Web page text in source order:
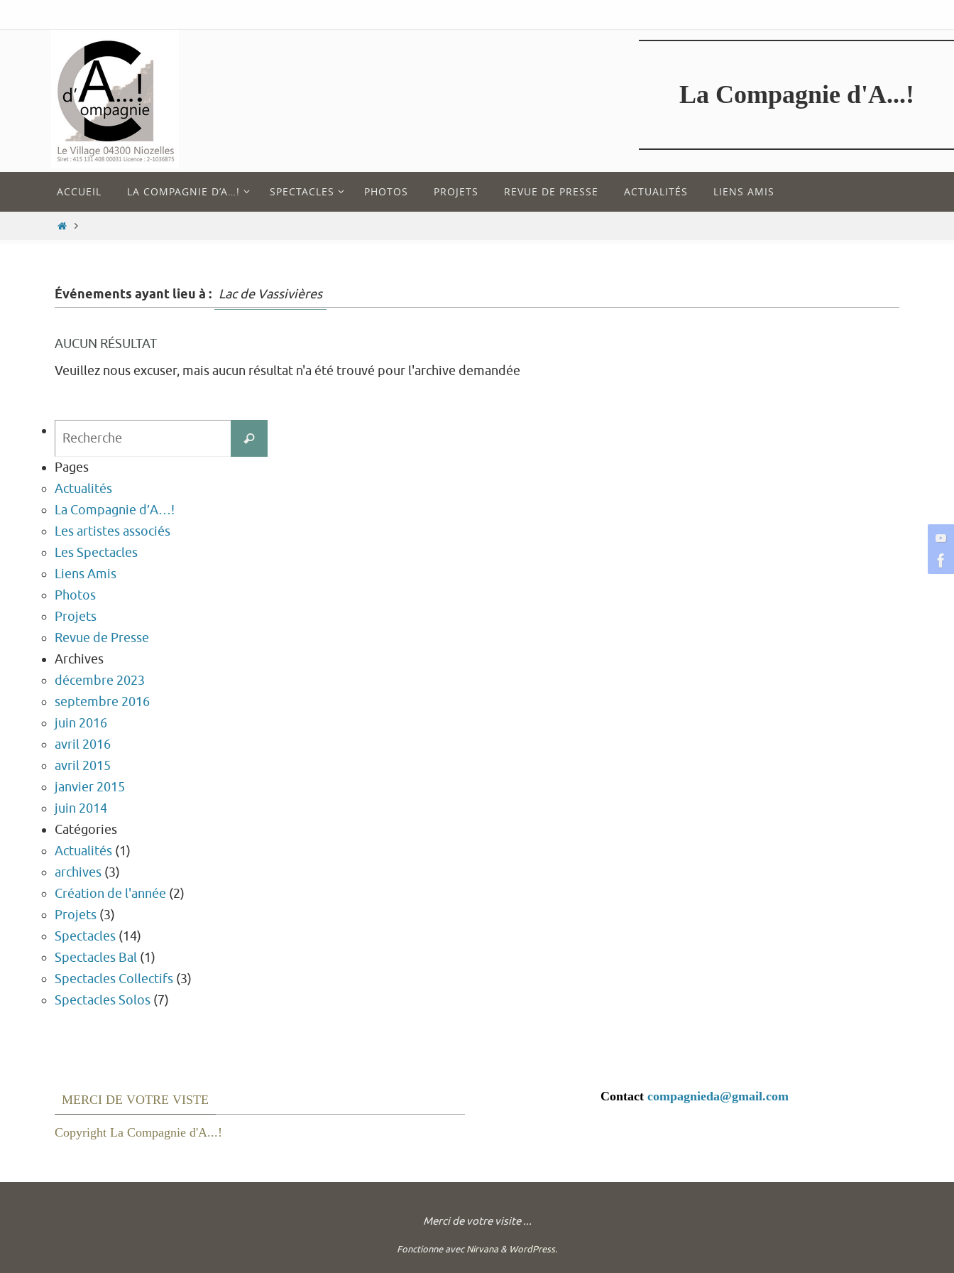
La Compagnie d'A...!
le
ACCUEIL LA COMPAGNIE D’A…! SPECTACLES PHOTOS PROJETS REVUE DE PRESSE ACTUALITÉS LIENS AMIS
HOME
Événements ayant lieu à : Lac de Vassivières
AUCUN RÉSULTAT
Veuillez nous excuser, mais aucun résultat n'a été trouvé pour l'archive demandée
Recherche
Pages
Actualités
La Compagnie d’A…!
Les artistes associés
Les Spectacles
Liens Amis
Photos
Projets
Revue de Presse
Archives
décembre 2023
septembre 2016
juin 2016
avril 2016
avril 2015
janvier 2015
juin 2014
Catégories
Actualités (1)
archives (3)
Création de l'année (2)
Projets (3)
Spectacles (14)
Spectacles Bal (1)
Spectacles Collectifs (3)
Spectacles Solos (7)
MERCI DE VOTRE VISTE
Copyright La Compagnie d'A...!
Contact compagnieda@gmail.com
Merci de votre visite ...
Fonctionne avecNirvana & WordPress.